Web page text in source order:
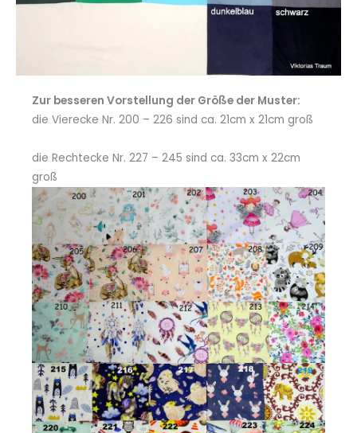
Zur besseren Vorstellung der Größe der Muster:
die Vierecke Nr. 200 – 226 sind ca. 21cm x 21cm groß
die Rechtecke Nr. 227 – 245 sind ca. 33cm x 22cm
groß